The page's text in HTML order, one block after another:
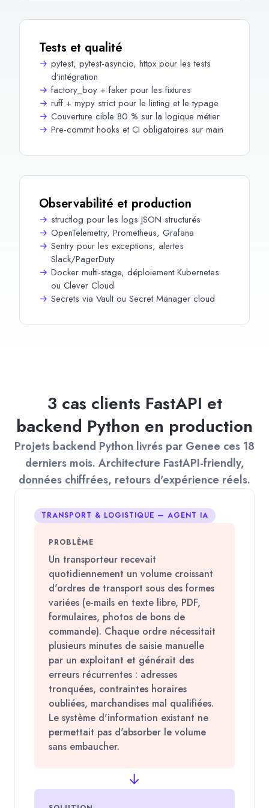
Tests et qualité
pytest, pytest-asyncio, httpx pour les tests
d'intégration
factory_boy + faker pour les fixtures
ruff + mypy strict pour le linting et le typage
Couverture cible 80 % sur la logique métier
Pre-commit hooks et CI obligatoires sur main
Observabilité et production
structlog pour les logs JSON structurés
OpenTelemetry, Prometheus, Grafana
Sentry pour les exceptions, alertes
Slack/PagerDuty
Docker multi-stage, déploiement Kubernetes
ou Clever Cloud
Secrets via Vault ou Secret Manager cloud
3 cas clients FastAPI et
backend Python en production
Projets backend Python livrés par Genee ces 18
derniers mois. Architecture FastAPI-friendly,
données chiffrées, retours d'expérience réels.
TRANSPORT & LOGISTIQUE — AGENT IA
PROBLÈME
Un transporteur recevait
quotidiennement un volume croissant
d'ordres de transport sous des formes
variées (e-mails en texte libre, PDF,
formulaires, photos de bons de
commande). Chaque ordre nécessitait
plusieurs minutes de saisie manuelle
par un exploitant et générait des
erreurs récurrentes : adresses
tronquées, contraintes horaires
oubliées, marchandises mal qualifiées.
Le système d'information existant ne
permettait pas d'absorber le volume
sans embaucher.
→